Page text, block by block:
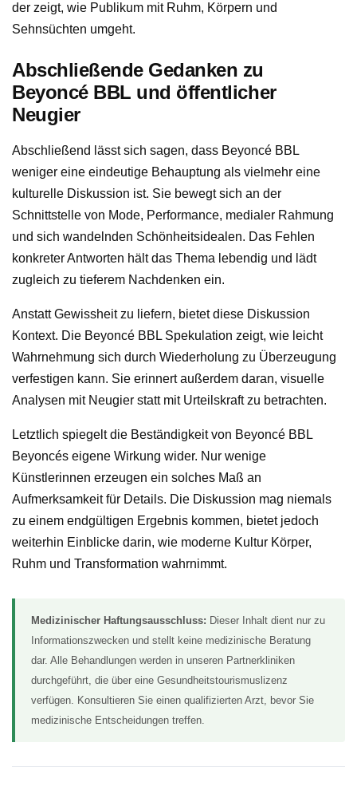
der zeigt, wie Publikum mit Ruhm, Körpern und
Sehnsüchten umgeht.
Abschließende Gedanken zu
Beyoncé BBL und öffentlicher
Neugier
Abschließend lässt sich sagen, dass Beyoncé BBL
weniger eine eindeutige Behauptung als vielmehr eine
kulturelle Diskussion ist. Sie bewegt sich an der
Schnittstelle von Mode, Performance, medialer Rahmung
und sich wandelnden Schönheitsidealen. Das Fehlen
konkreter Antworten hält das Thema lebendig und lädt
zugleich zu tieferem Nachdenken ein.
Anstatt Gewissheit zu liefern, bietet diese Diskussion
Kontext. Die Beyoncé BBL Spekulation zeigt, wie leicht
Wahrnehmung sich durch Wiederholung zu Überzeugung
verfestigen kann. Sie erinnert außerdem daran, visuelle
Analysen mit Neugier statt mit Urteilskraft zu betrachten.
Letztlich spiegelt die Beständigkeit von Beyoncé BBL
Beyoncés eigene Wirkung wider. Nur wenige
Künstlerinnen erzeugen ein solches Maß an
Aufmerksamkeit für Details. Die Diskussion mag niemals
zu einem endgültigen Ergebnis kommen, bietet jedoch
weiterhin Einblicke darin, wie moderne Kultur Körper,
Ruhm und Transformation wahrnimmt.
Medizinischer Haftungsausschluss: Dieser Inhalt dient nur zu
Informationszwecken und stellt keine medizinische Beratung
dar. Alle Behandlungen werden in unseren Partnerkliniken
durchgeführt, die über eine Gesundheitstourismuslizenz
verfügen. Konsultieren Sie einen qualifizierten Arzt, bevor Sie
medizinische Entscheidungen treffen.